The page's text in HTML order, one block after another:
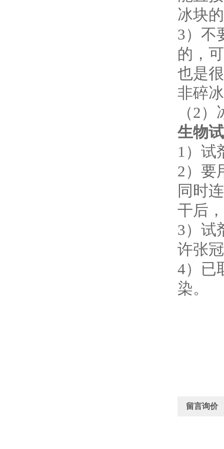
冰块
3）不
的，
也是
非碎
（2 ）
生物
1 ）试
2 ）要
同时
干后
3）试
许张
4）已
染。
留言询价